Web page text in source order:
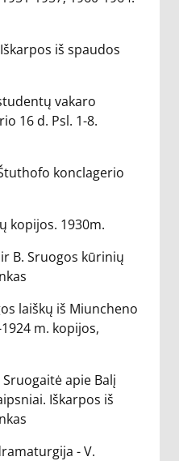
iš spaudos
vakaro
16 d. Psl. 1-8.
konclagerio
kopijos. 1930m.
B. Sruogos kūrinių
laiškų iš Miuncheno
m. kopijos,
apie Balį
Iškarpos iš
- V.